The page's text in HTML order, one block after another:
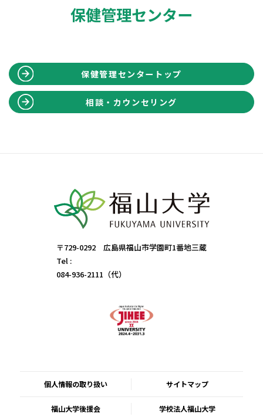
保健管理センター
保健管理センタートップ
相談・カウンセリング
〒729-0292 広島県福山市学園町1番地三蔵
Tel :
084-936-2111（代）
個人情報の取り扱い サイトマップ
福山大学後援会 学校法人福山大学